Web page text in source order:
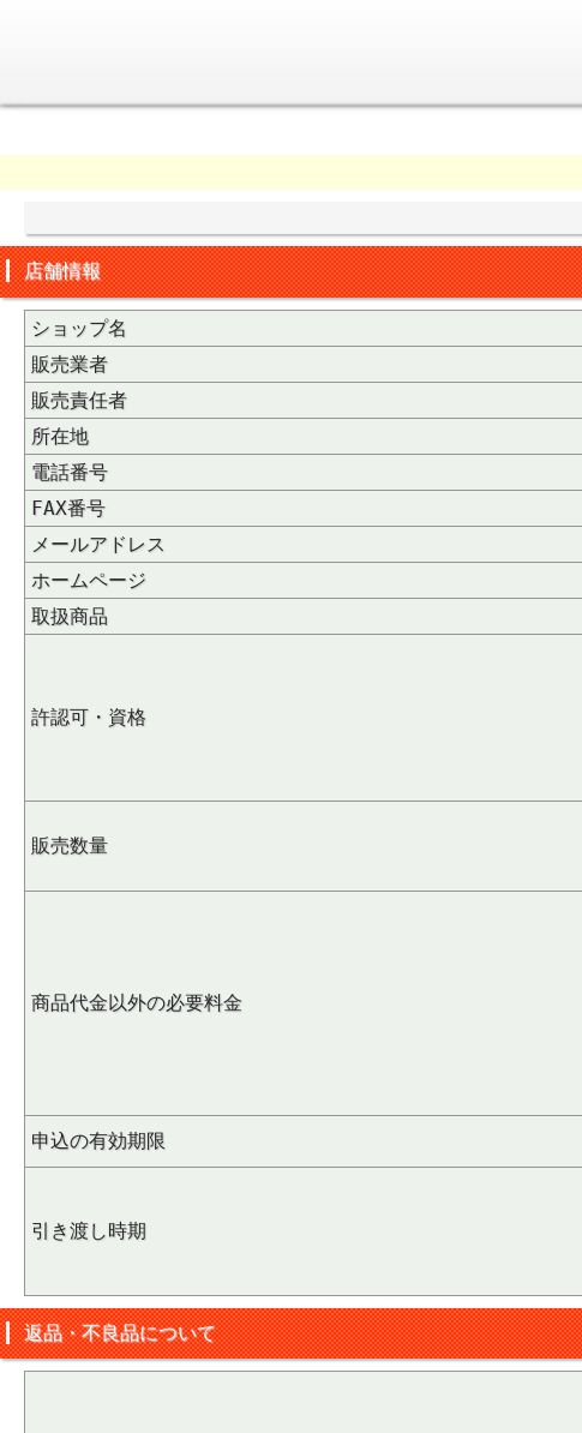
店舗情報
ショップ名
販売業者
販売責任者
所在地
電話番号
FAX番号
メールアドレス
ホームページ
取扱商品
許認可・資格
販売数量
商品代金以外の必要料金
申込の有効期限
引き渡し時期
返品・不良品について